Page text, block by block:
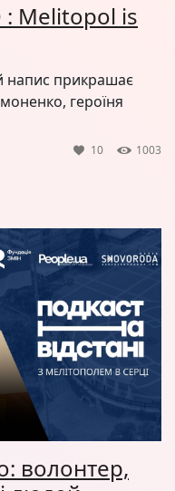
Melitopol is
напис прикрашає
героїня
10 1003
волонтер,